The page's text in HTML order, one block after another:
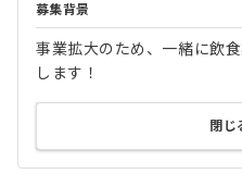
募集背景
事業拡大のため、一緒に飲
します！
閉じ